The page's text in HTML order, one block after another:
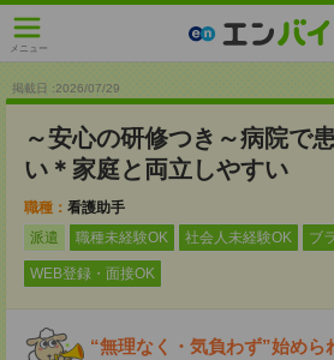
メニュー
掲載日 :2026/07/29
～安心の研修つき～病院で
い＊家庭と両立しやすい
職種： 看護助手
派遣
職種未経験OK 社会人未経験OK ブ
WEB登録・面接OK
“無理なく・気負わず”始めら